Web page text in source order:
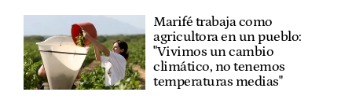
Marifé trabaja como
agricultora en un pueblo:
"Vivimos un cambio
climático, no tenemos
temperaturas medias"